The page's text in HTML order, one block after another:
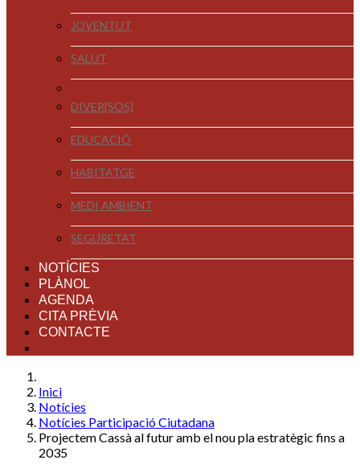
JOVENTUT
SALUT
DIVER[SOS]
EDUCACIÓ
HABITATGE
MEDI AMBIENT
SEGURETAT
NOTÍCIES
PLÀNOL
AGENDA
CITA PRÈVIA
CONTACTE
Inici
Notícies
Notícies Participació Ciutadana
Projectem Cassà al futur amb el nou pla estratègic fins a
2035